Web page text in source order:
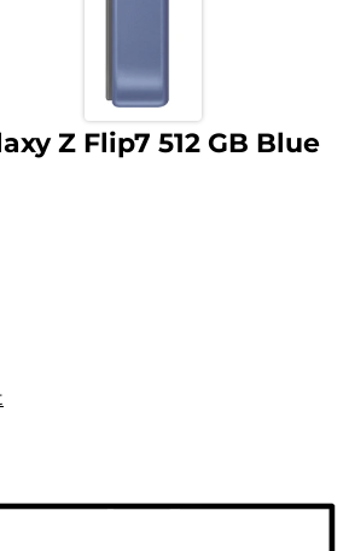
Z Flip7 512 GB Blue